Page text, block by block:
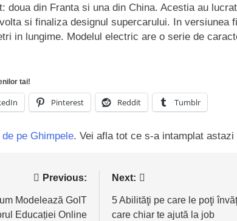
doua din Franta si una din China. Acestia au
si finaliza designul supercarului. In versiunea
in lungime. Modelul electric are o serie de
tai!
Pinterest Reddit Tumblr
pe Ghimpele. Vei afla tot ce s-a intamplat astazi
Previous:
Modelează GoIT
Educației Online
Next:
5 Abilităţi pe care le poţi
care chiar te ajută la job